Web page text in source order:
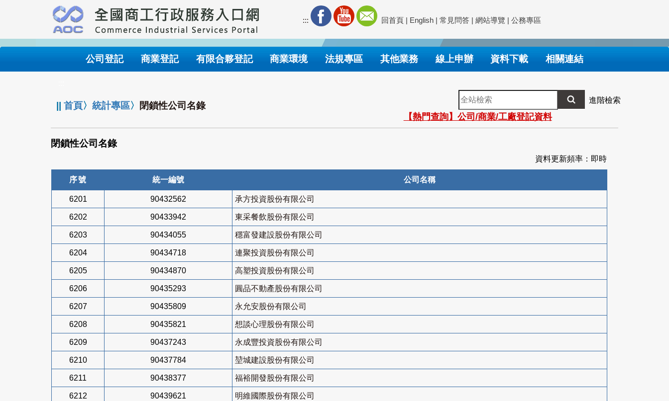
要
內
::: 回首頁 | English | 常見問答 | 網站導覽 | 公務專區
公司登記 商業登記 有限合夥登記 商業環境 法規專區 其他業務 線上申辦 資料下載 相關連結
||首頁〉統計專區〉 閉鎖性公司名錄
全
站
檢
索
進階檢索
【熱門查詢】公司/商業/工廠登記資料
閉鎖性公司名錄
資料更新頻率：即時
序號 統一編號 公司名稱
6201 90432562 承方投資股份有限公司
6202 90433942 東采餐飲股份有限公司
6203 90434055 穩富發建設股份有限公司
6204 90434718 連聚投資股份有限公司
6205 90434870 高塑投資股份有限公司
6206 90435293 圓品不動產股份有限公司
6207 90435809 永允安股份有限公司
6208 90435821 想談心理股份有限公司
6209 90437243 永成豐投資股份有限公司
6210 90437784 堃城建設股份有限公司
6211 90438377 福裕開發股份有限公司
6212 90439621 明維國際股份有限公司